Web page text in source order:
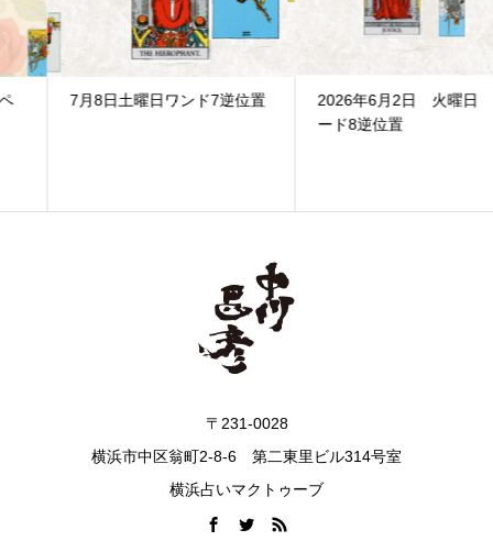
7月8日土曜日ワンド7逆位置
2026年6月2日 火曜日 ソ
ード8逆位置
〒231-0028
横浜市中区翁町2-8-6 第二東里ビル314号室
横浜占いマクトゥーブ